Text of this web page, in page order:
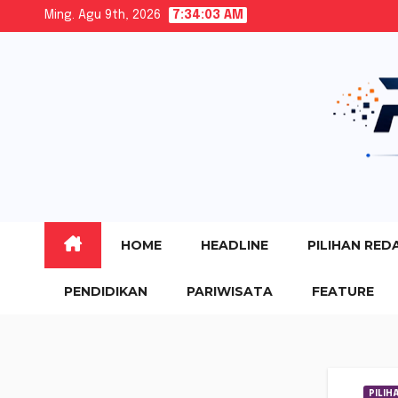
Ming. Agu 9th, 2026 7:34:04 AM
HOME HEADLINE PILIHAN
PENDIDIKAN PARIWISATA FEATURE